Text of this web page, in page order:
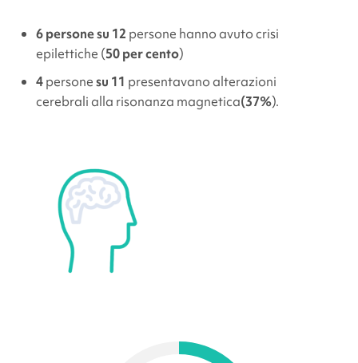
6 persone su 12 persone hanno avuto crisi
epilettiche (50 per cento)
4personesu 11 presentavano alterazioni
cerebrali alla risonanza magnetica(37%).